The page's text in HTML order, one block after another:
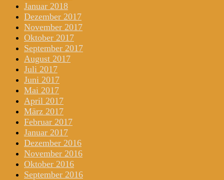
Januar 2018
Dezember 2017
November 2017
Oktober 2017
September 2017
August 2017
Juli 2017
Juni 2017
Mai 2017
April 2017
März 2017
Februar 2017
Januar 2017
Dezember 2016
November 2016
Oktober 2016
September 2016